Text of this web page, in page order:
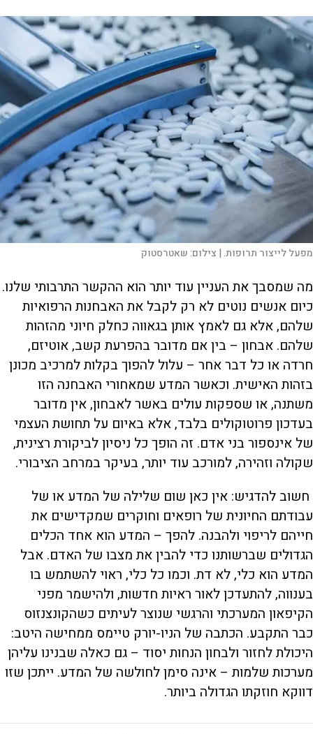
מפעל לייצור תרופות. | צילום:שאטרסטוק
מה שמסבך את העניין עוד יותר הוא ההקשר התרבותי שלנו.
כיום אנשים נוטים לא רק לקבל את האבחנות הרפואיות
שלהם, אלא גם לאמץ אותן בגאווה כחלק חיוני מהזהות
שלהם. אבחון – בין אם מדובר בהפרעת קשב, אוטיזם,
חרדה או כל דבר אחר – עלול להפוך בקלות למרכיב מכונן
בזהות האישית. וכאשר המדע שמאחורי האבחנה הזו
משתנה, או שספקות עולים באשר לאבחון, אין מדובר
בעדכון פרוטוקולים בלבד, אלא באיום על תחושת העצמי
של אינספור בני אדם. זה הופך כל ניסיון לביקורת רצינית,
שקולה וזהירה, למורכב עוד יותר, בעיקר במרחב הציבורי.
חשוב להדגיש: אין כאן שום שלילה של המדע או של
עבודתם החיונית של רופאים וחוקרים שמקדישים את
חייהם לריפוי ולהבנה. להפך – המדע הוא אחד הכלים
הגדולים שברשותנו כדי להבין את מצבו של האדם. אבל
המדע הוא כלי, לא דת. וכמו כל כלי, ראוי להשתמש בו
בענווה, להתעדכן לאור ראיות חדשות, ולהישמר מפני
הקיפאון המערכתי והרגשי שנוצר לעיתים כשהקונצנזוס
כבר התקבע. הכתבה של הניו-יורק טיימס ממחישה היטב:
היכולת לחזור ולבחון הנחות יסוד – גם כאלה שבנינו עליהן
מערכות שלמות – אינה סימן לחולשה של המדע. ייתכן שזו
דווקא חוזקתו הגדולה ביותר.